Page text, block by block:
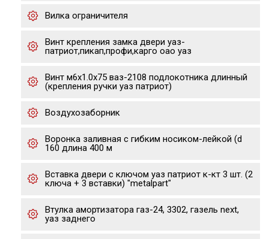
Вилка ограничителя
Винт крепления замка двери уаз-
патриот,пикап,профи,карго оао уаз
Винт м6х1.0х75 ваз-2108 подлокотника длинный
(крепления ручки уаз патриот)
Воздухозаборник
Воронка заливная с гибким носиком-лейкой (d
160 длина 400 м
Вставка двери с ключом уаз патриот к-кт 3 шт. (2
ключа + 3 вставки) "metalpart"
Втулка амортизатора газ-24, 3302, газель next,
уаз заднего